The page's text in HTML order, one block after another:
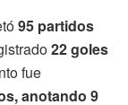
95 partidos
22 goles
fue
anotando 9